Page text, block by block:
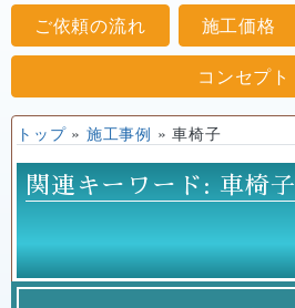
ご依頼の流れ 施工価格
コンセプト
トップ» 施工事例 »車椅子
関連キーワード: 車椅子